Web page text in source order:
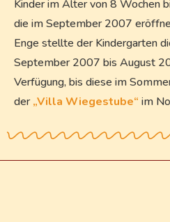
Kinder im Alter von 8 Wochen
die im September 2007
Enge stellte der Kindergarten
September 2007 bis August
Verfügung, bis diese im
der„Villa Wiegestube“ im